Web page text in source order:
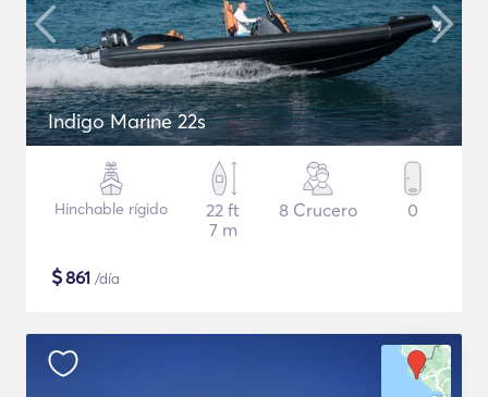
Indigo Marine 22s
Hinchable rígido
22 ft
7 m
8 Crucero 0
$861 /día